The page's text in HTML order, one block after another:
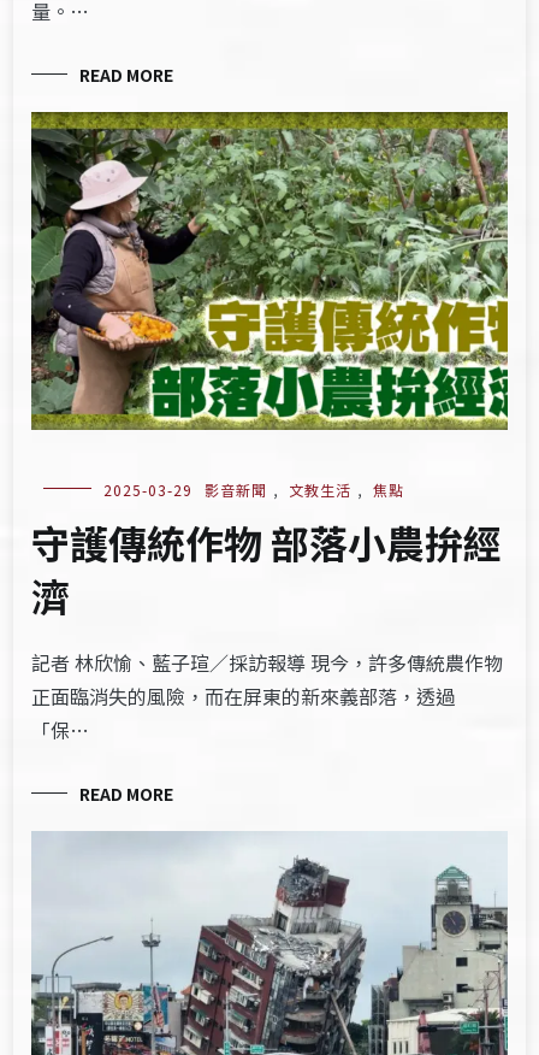
量。…
READ MORE
2025-03-29 影音新聞 , 文教生活 , 焦點
守護傳統作物 部落小農拚經
濟
記者 林欣愉、藍子瑄／採訪報導 現今，許多傳統農作物
正面臨消失的風險，而在屏東的新來義部落，透過
「保…
READ MORE